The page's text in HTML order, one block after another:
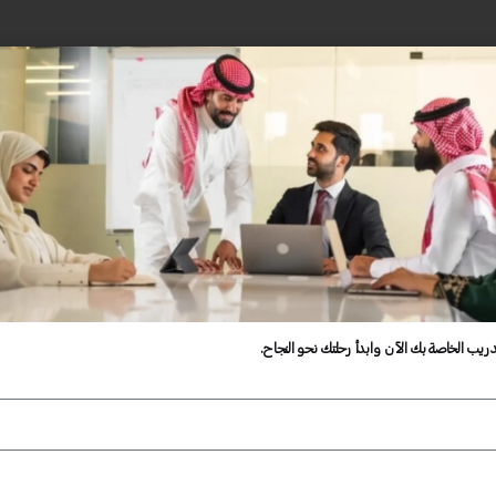
الخاصة بك الآن وابدأ رحلتك نحو النجاح.